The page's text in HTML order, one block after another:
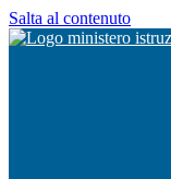
Salta al contenuto